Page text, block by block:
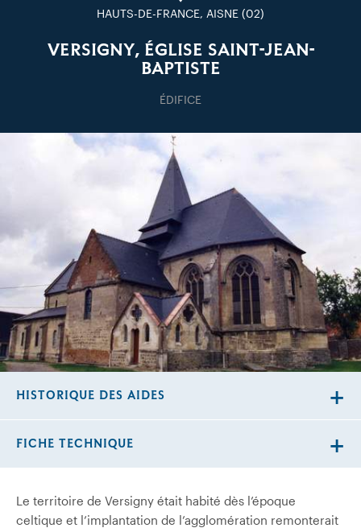
HAUTS-DE-FRANCE, AISNE (02)
VERSIGNY, ÉGLISE SAINT-JEAN-
BAPTISTE
ÉDIFICE
Le territoire de Versigny était habité dès l’époque
celtique et l’implantation de l’agglomération remonterait
HISTORIQUE DES AIDES
FICHE TECHNIQUE